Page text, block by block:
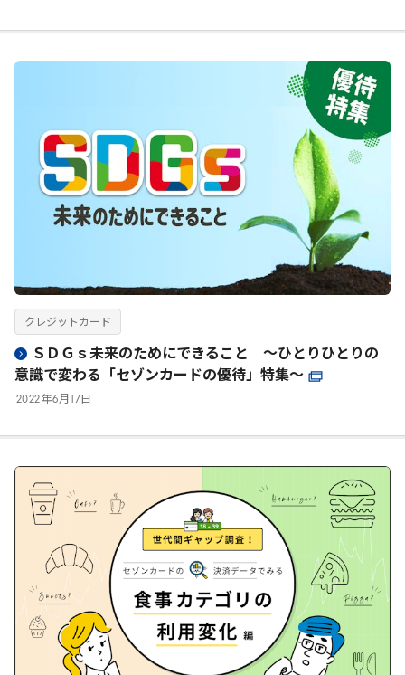
ＳＤＧｓ未来のためにできること ～ひとりひとりの
意識で変わる「セゾンカードの優待」特集～
2022年6月 17 日
クレジットカード